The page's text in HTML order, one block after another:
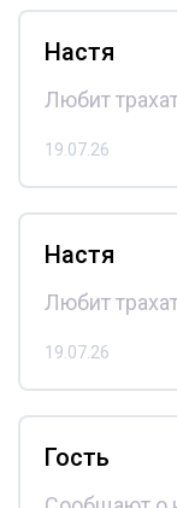
Настя
Любит
19.07.26
Настя
Любит
19.07.26
Гость